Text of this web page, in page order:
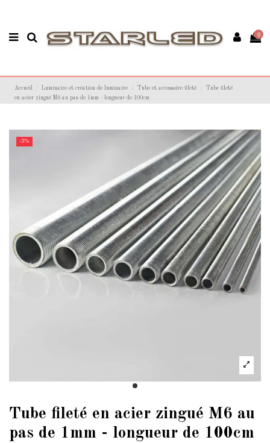
0
Accueil Luminaire et création de luminaire Tube et accessoire fileté
Tube fileté
en acier zingué M6 au pas de 1mm - longueur de 100cm
-3%
Tube fileté en acier zingué M6 au
pas de 1mm - longueur de 100cm